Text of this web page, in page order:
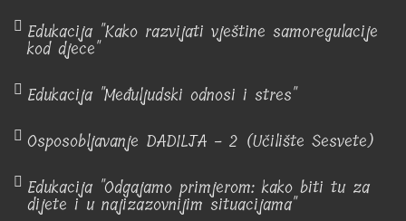
Edukacija "Kako razvijati vještine samoregulacije
kod djece"
Edukacija "Međuljudski odnosi i stres"
Osposobljavanje DADILJA - 2 (Učilište Sesvete)
Edukacija "Odgajamo primjerom: kako biti tu za
dijete i u najizazovnijim situacijama"